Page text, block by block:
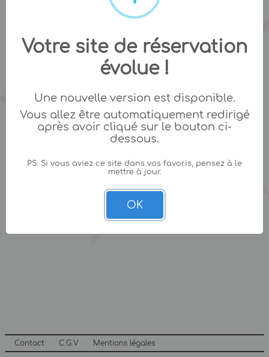
Contact C.G.V Mentions légales
Votre site de réservation
évolue !
Une nouvelle version est disponible.
Vous allez être automatiquement redirigé
après avoir cliqué sur le bouton ci-
dessous.
PS: Si vous aviez ce site dans vos favoris, pensez à le
mettre à jour.
OK